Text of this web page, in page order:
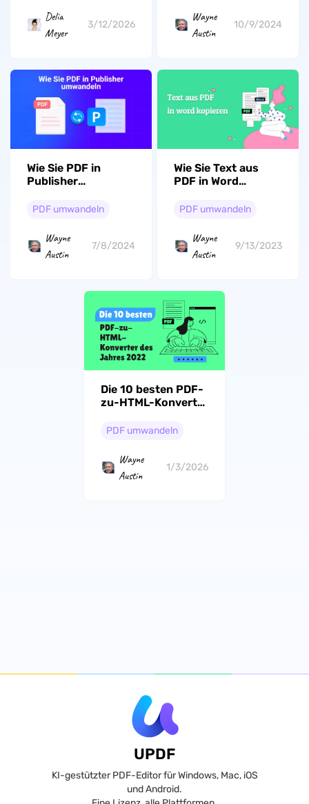
Delia
Meyer
3/12/2026
Wayne
Austin
10/9/2024
Wie Sie PDF in
Publisher
komplette
PDF umwandeln
Wayne
Austin
7/8/2024
Wie Sie Text aus
PDF in Word
Methoden
PDF umwandeln
Wayne
Austin
9/13/2023
Die 10 besten PDF-
zu-HTML-Konverter
PDF umwandeln
Wayne
Austin
1/3/2026
UPDF
KI-gestützter PDF-Editor für Windows, Mac, iOS
und Android.